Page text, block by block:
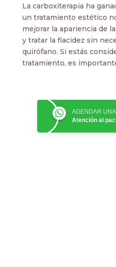
La carboxiterapia ha
un tratamiento estético
mejorar la apariencia de
y tratar la flacidez sin
quirófano. Si estás
tratamiento, es
AGENDAR
Atención al